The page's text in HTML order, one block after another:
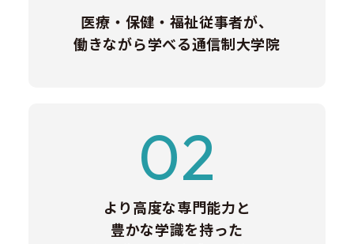
医療・保健・福祉従事者が、
働きながら学べる通信制大学院
02
より高度な専門能力と
豊かな学識を持った